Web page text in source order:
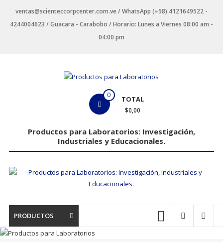
contenido
ventas@scienteccorpcenter.com.ve / WhatsApp (+58) 4121649522 -
4244004623 / Guacara - Carabobo / Horario: Lunes a Viernes 08:00 am -
04:00 pm
Laboratorios
Industriales
y
0 TOTAL
$0,00
Productos para Laboratorios: Investigación,
Industriales y Educacionales.
PRODUCTOS